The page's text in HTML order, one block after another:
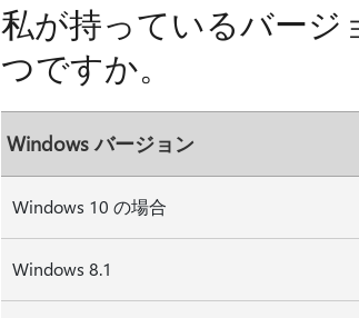
私が持っているバージ
つですか。
Windows バージョン
Windows 10 の場合
Windows 8.1